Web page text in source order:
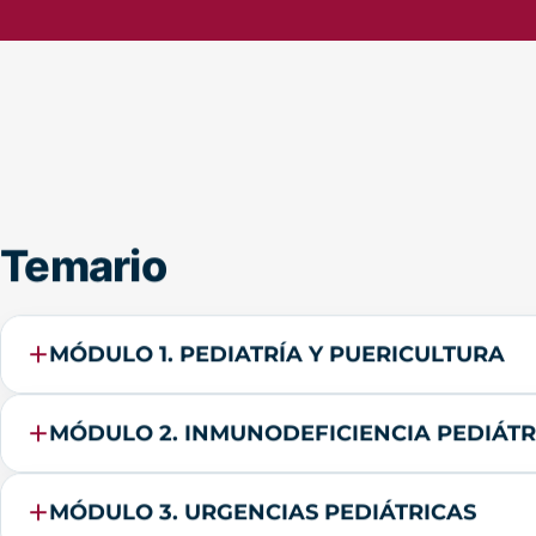
Temario
MÓDULO 1. PEDIATRÍA Y PUERICULTURA
MÓDULO 2. INMUNODEFICIENCIA
MÓDULO 3. URGENCIAS PEDIÁTRICAS